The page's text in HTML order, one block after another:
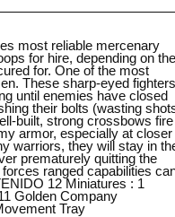
most reliable mercenary
for hire, depending on the
for. One of the most
These sharp-eyed fighters
until enemies have closed
their bolts (wasting
built, strong crossbows fire
armor, especially at closer
warriors, they will stay in
prematurely quitting the
ranged capabilities
12 Miniatures : 1
Golden Company
Tray